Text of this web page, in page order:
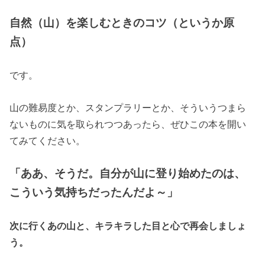
自然（山）を楽しむときのコツ（というか原
点）
です。
山の難易度とか、スタンプラリーとか、そういうつまら
ないものに気を取られつつあったら、ぜひこの本を開い
てみてください。
「ああ、そうだ。自分が山に登り始めたのは、
こういう気持ちだったんだよ～」
次に行くあの山と、キラキラした目と心で再会しましょ
う。